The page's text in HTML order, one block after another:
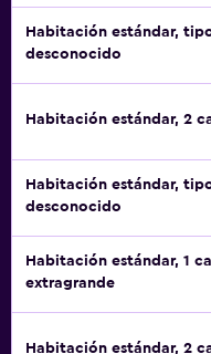
Habitación estándar,
desconocido
Habitación estándar, 2
Habitación estándar,
desconocido
Habitación estándar, 1
extragrande
Habitación estándar, 2